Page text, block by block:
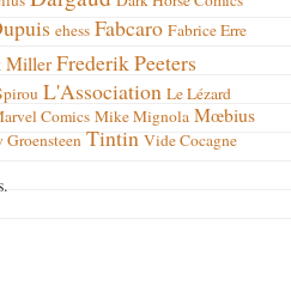
ehess Fabcaro Fabrice Erre
MillerFrederik Peeters
L'Association Le Lézard
Comics Mike Mignola Mœbius
Groensteen Tintin Vide Cocagne